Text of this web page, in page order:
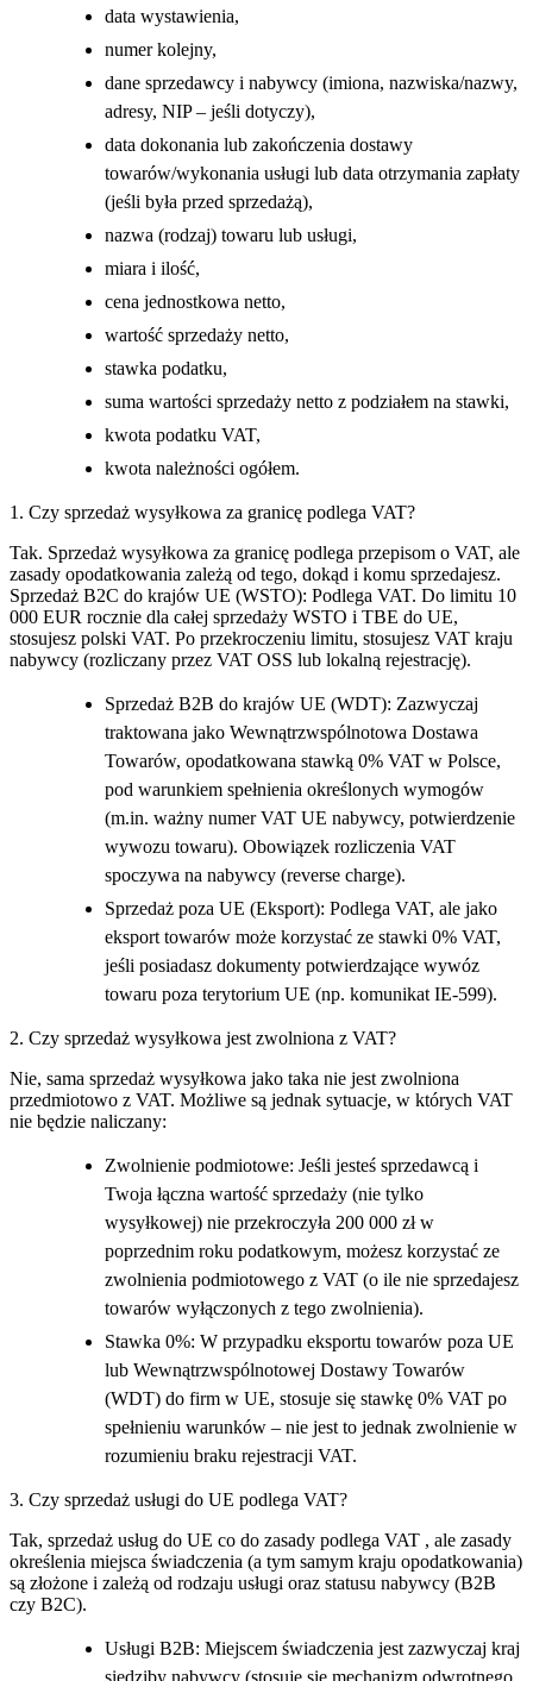
data wystawienia,
numer kolejny,
dane sprzedawcy i nabywcy (imiona, nazwiska/nazwy,
adresy, NIP – jeśli dotyczy),
data dokonania lub zakończenia dostawy
towarów/wykonania usługi lub data otrzymania zapłaty
(jeśli była przed sprzedażą),
nazwa (rodzaj) towaru lub usługi,
miara i ilość,
cena jednostkowa netto,
wartość sprzedaży netto,
stawka podatku,
suma wartości sprzedaży netto z podziałem na stawki,
kwota podatku VAT,
kwota należności ogółem.
1. Czy sprzedaż wysyłkowa za granicę podlega VAT?
Tak. Sprzedaż wysyłkowa za granicę podlega przepisom o VAT, ale
zasady opodatkowania zależą od tego, dokąd i komu sprzedajesz.
Sprzedaż B2C do krajów UE (WSTO): Podlega VAT. Do limitu 10
000 EUR rocznie dla całej sprzedaży WSTO i TBE do UE,
stosujesz polski VAT. Po przekroczeniu limitu, stosujesz VAT kraju
nabywcy (rozliczany przez VAT OSS lub lokalną rejestrację).
Sprzedaż B2B do krajów UE (WDT): Zazwyczaj
traktowana jako Wewnątrzwspólnotowa Dostawa
Towarów, opodatkowana stawką 0% VAT w Polsce,
pod warunkiem spełnienia określonych wymogów
(m.in. ważny numer VAT UE nabywcy, potwierdzenie
wywozu towaru). Obowiązek rozliczenia VAT
spoczywa na nabywcy (reverse charge).
Sprzedaż poza UE (Eksport): Podlega VAT, ale jako
eksport towarów może korzystać ze stawki 0% VAT,
jeśli posiadasz dokumenty potwierdzające wywóz
towaru poza terytorium UE (np. komunikat IE-599).
2. Czy sprzedaż wysyłkowa jest zwolniona z VAT?
Nie, sama sprzedaż wysyłkowa jako taka nie jest zwolniona
przedmiotowo z VAT. Możliwe są jednak sytuacje, w których VAT
nie będzie naliczany:
Zwolnienie podmiotowe: Jeśli jesteś sprzedawcą i
Twoja łączna wartość sprzedaży (nie tylko
wysyłkowej) nie przekroczyła 200 000 zł w
poprzednim roku podatkowym, możesz korzystać ze
zwolnienia podmiotowego z VAT (o ile nie sprzedajesz
towarów wyłączonych z tego zwolnienia).
Stawka 0%: W przypadku eksportu towarów poza UE
lub Wewnątrzwspólnotowej Dostawy Towarów
(WDT) do firm w UE, stosuje się stawkę 0% VAT po
spełnieniu warunków – nie jest to jednak zwolnienie w
rozumieniu braku rejestracji VAT.
3. Czy sprzedaż usługi do UE podlega VAT?
Tak, sprzedaż usług do UE co do zasady podlega VAT , ale zasady
określenia miejsca świadczenia (a tym samym kraju opodatkowania)
są złożone i zależą od rodzaju usługi oraz statusu nabywcy (B2B
czy B2C).
Usługi B2B: Miejscem świadczenia jest zazwyczaj kraj
siedziby nabywcy (stosuje się mechanizm odwrotnego